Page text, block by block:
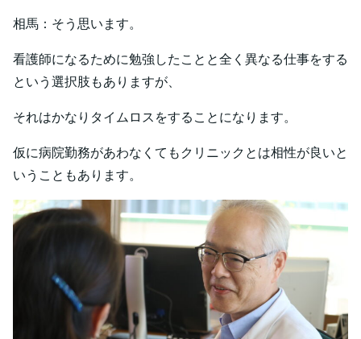
相馬：そう思います。
看護師になるために勉強したことと全く異なる仕事をする
という選択肢もありますが、
それはかなりタイムロスをすることになります。
仮に病院勤務があわなくてもクリニックとは相性が良いと
いうこともあります。